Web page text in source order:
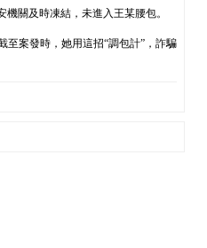
關及時凍結，未進入王某腰包。
至案發時，她用這招“調包計”，詐騙